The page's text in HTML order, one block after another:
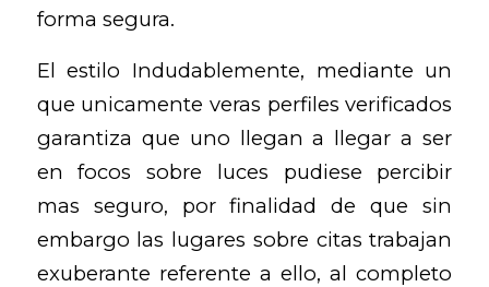
forma segura.
El estilo Indudablemente, mediante un
que unicamente veras perfiles verificados
garantiza que uno llegan a llegar a ser
en focos sobre luces pudiese percibir
mas seguro, por finalidad de que sin
embargo las lugares sobre citas trabajan
exuberante referente a ello, al completo